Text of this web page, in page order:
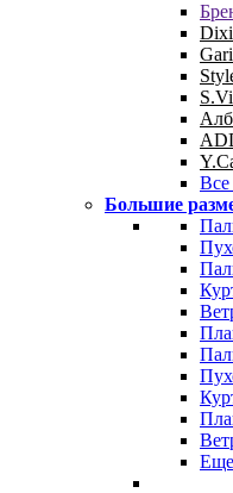
Большие
Еще